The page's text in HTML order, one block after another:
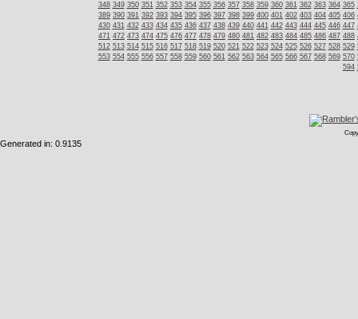
348 349 350 351 352 353 354 355 356 357 358 359 360 361 362 363 364 365
389 390 391 392 393 394 395 396 397 398 399 400 401 402 403 404 405 406
430 431 432 433 434 435 436 437 438 439 440 441 442 443 444 445 446 447
471 472 473 474 475 476 477 478 479 480 481 482 483 484 485 486 487 488
512 513 514 515 516 517 518 519 520 521 522 523 524 525 526 527 528 529
553 554 555 556 557 558 559 560 561 562 563 564 565 566 567 568 569 570
594
Generated in: 0.9135